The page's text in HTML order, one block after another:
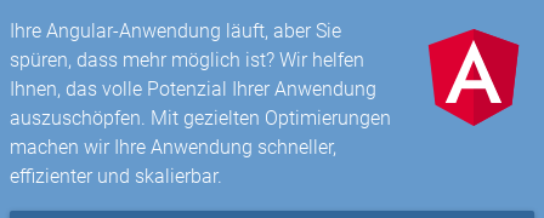
Ihre Angular-Anwendung läuft, aber Sie
spüren, dass mehr möglich ist? Wir helfen
Ihnen, das volle Potenzial Ihrer Anwendung
auszuschöpfen. Mit gezielten Optimierungen
machen wir Ihre Anwendung schneller,
effizienter und skalierbar.